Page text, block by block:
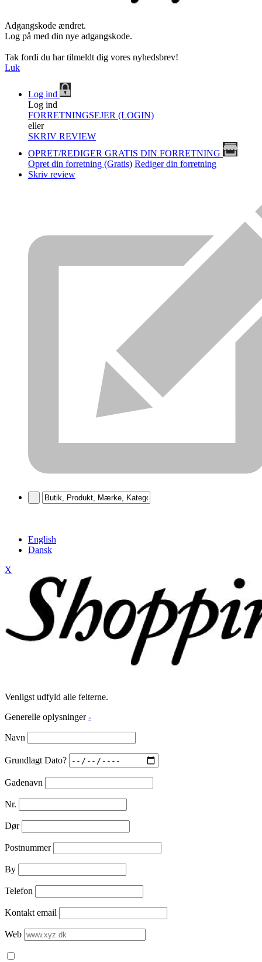
Adgangskode ændret.
Log på med din nye adgangskode.
Tak fordi du har tilmeldt dig vores nyhedsbrev!
Luk
Log ind
Log ind
FORRETNINGSEJER (LOGIN)
eller
SKRIV REVIEW
OPRET/REDIGER GRATIS DIN FORRETNING
Opret din forretning (Gratis) Rediger din forretning
Skriv review
English
Dansk
X
Venligst udfyld alle felterne.
Generelle oplysninger -
Navn
Grundlagt Dato?
Gadenavn
Nr.
Dør
Postnummer
By
Telefon
Kontakt email
Web